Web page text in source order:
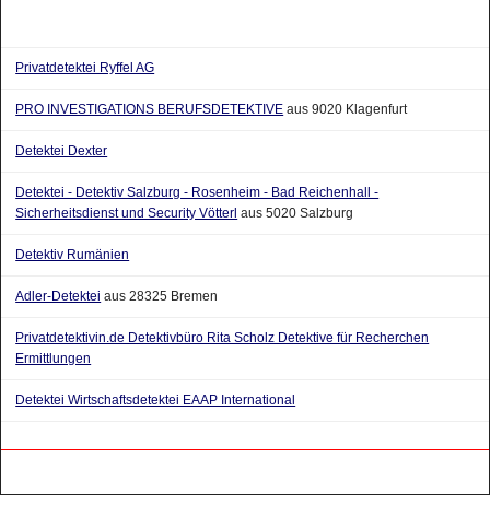
Privatdetektei Ryffel AG
PRO INVESTIGATIONS BERUFSDETEKTIVE aus 9020 Klagenfurt
Detektei Dexter
Detektei - Detektiv Salzburg - Rosenheim - Bad Reichenhall -
Sicherheitsdienst und Security Vötterl aus 5020 Salzburg
Detektiv Rumänien
Adler-Detektei aus 28325 Bremen
Privatdetektivin.de Detektivbüro Rita Scholz Detektive für Recherchen
Ermittlungen
Detektei Wirtschaftsdetektei EAAP International